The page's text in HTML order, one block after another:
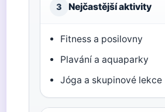
3 Nejčastější aktivity
Fitness a posilovny
Plavání a aquaparky
Jóga a skupinové lekce